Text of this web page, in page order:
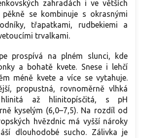
zahradách i ve větších
pěkně se kombinuje s okrasnými
třapatkami, rudbekiemi a
trvalkami.
prospívá na plném slunci, kde
a bohatě kvete. Snese i lehčí
méně kvete a více se vytahuje.
propustná, rovnoměrně vlhká
až hlinitopísčitá, s pH
kyselým (6,0–7,5). Na rozdíl od
hvězdnic má vyšší nároky
dlouhodobé sucho. Zálivka je